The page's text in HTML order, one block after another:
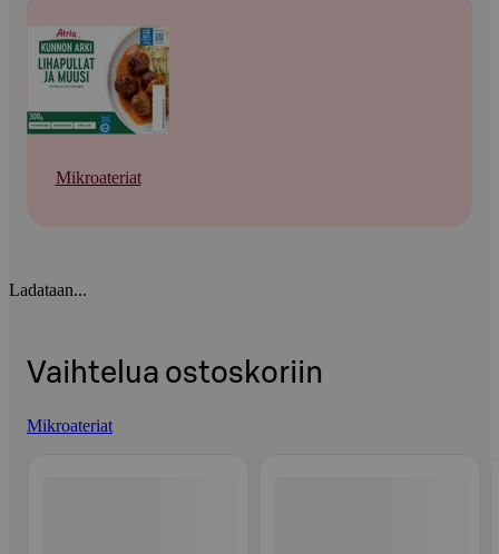
Mikroateriat
Ladataan...
Vaihtelua ostoskoriin
Mikroateriat